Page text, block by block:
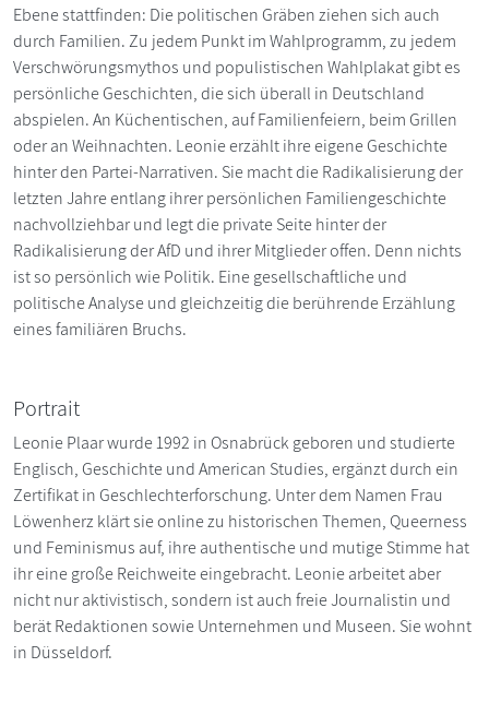
Ebene stattfinden: Die politischen Gräben ziehen sich auch
durch Familien. Zu jedem Punkt im Wahlprogramm, zu jedem
Verschwörungsmythos und populistischen Wahlplakat gibt es
persönliche Geschichten, die sich überall in Deutschland
abspielen. An Küchentischen, auf Familienfeiern, beim Grillen
oder an Weihnachten. Leonie erzählt ihre eigene Geschichte
hinter den Partei-Narrativen. Sie macht die Radikalisierung der
letzten Jahre entlang ihrer persönlichen Familiengeschichte
nachvollziehbar und legt die private Seite hinter der
Radikalisierung der AfD und ihrer Mitglieder offen. Denn nichts
ist so persönlich wie Politik. Eine gesellschaftliche und
politische Analyse und gleichzeitig die berührende Erzählung
eines familiären Bruchs.
Portrait
Leonie Plaar wurde 1992 in Osnabrück geboren und studierte
Englisch, Geschichte und American Studies, ergänzt durch ein
Zertifikat in Geschlechterforschung. Unter dem Namen Frau
Löwenherz klärt sie online zu historischen Themen, Queerness
und Feminismus auf, ihre authentische und mutige Stimme hat
ihr eine große Reichweite eingebracht. Leonie arbeitet aber
nicht nur aktivistisch, sondern ist auch freie Journalistin und
berät Redaktionen sowie Unternehmen und Museen. Sie wohnt
in Düsseldorf.